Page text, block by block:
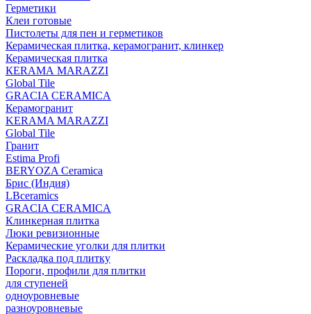
Герметики
Клеи готовые
Пистолеты для пен и герметиков
Керамическая плитка, керамогранит, клинкер
Керамическая плитка
КЕRАМА MARAZZI
Global Tile
GRACIA CERAMICA
Керамогранит
KERAMA MARAZZI
Global Tile
Гранит
Estima Profi
BERYOZA Ceramica
Брис (Индия)
LBceramics
GRACIA CERAMICA
Клинкерная плитка
Люки ревизионные
Керамические уголки для плитки
Раскладка под плитку
Пороги, профили для плитки
для ступеней
одноуровневые
разноуровневые